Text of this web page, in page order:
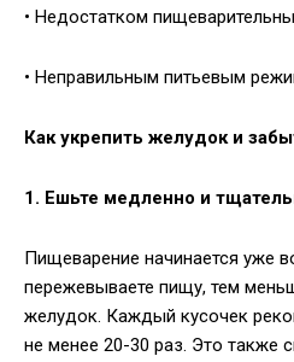
• Недостатком
• Неправильным питьевым
Как укрепить желудок и
1. Ешьте медленно и
Пищеварение начинается уже
пережевываете пищу, тем
желудок. Каждый кусочек
не менее 20-30 раз. Это также